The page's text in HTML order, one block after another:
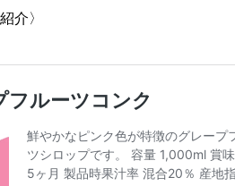
介〉